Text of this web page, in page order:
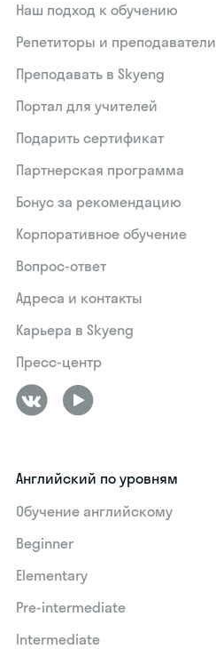
Наш подход к обучению
Репетиторы и преподаватели
Преподавать в Skyeng
Портал для учителей
Подарить сертификат
Партнерская программа
Бонус за рекомендацию
Корпоративное обучение
Вопрос-ответ
Адреса и контакты
Карьера в Skyeng
Пресс-центр
Английский по уровням
Обучение английскому
Beginner
Elementary
Pre-intermediate
Intermediate